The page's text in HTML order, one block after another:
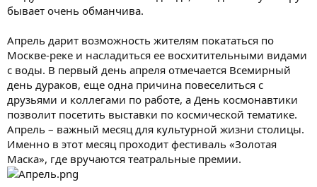
бывает очень обманчива.
Апрель дарит возможность жителям покататься по
Москве-реке и насладиться ее восхитительными видами
с воды. В первый день апреля отмечается Всемирный
день дураков, еще одна причина повеселиться с
друзьями и коллегами по работе, а День космонавтики
позволит посетить выставки по космической тематике.
Апрель – важный месяц для культурной жизни столицы.
Именно в этот месяц проходит фестиваль «Золотая
Маска», где вручаются театральные премии.